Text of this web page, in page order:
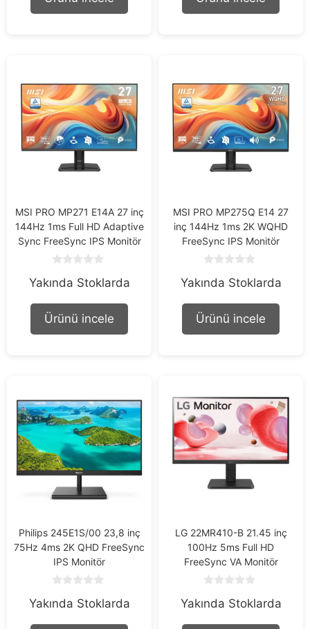
MSI PRO MP271 E14A 27 inç
144Hz 1ms Full HD Adaptive
Sync FreeSync IPS Monitör
o
t
f
Yakında Stoklarda
Ürünü incele
MSI PRO MP275Q E14 27
inç 144Hz 1ms 2K WQHD
FreeSync IPS Monitör
o
t
f
Yakında Stoklarda
Ürünü incele
Philips 245E1S/00 23,8 inç
75Hz 4ms 2K QHD FreeSync
IPS Monitör
o
t
Yakında Stoklarda
LG 22MR410-B 21.45 inç
100Hz 5ms Full HD
FreeSync VA Monitör
o
t
Yakında Stoklarda